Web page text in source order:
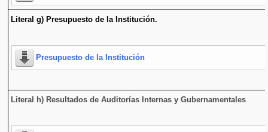
Literal g) Presupuesto de la Institución.
Presupuesto de la Institución
Literal h) Resultados de Auditorías Internas y Gubernamentales